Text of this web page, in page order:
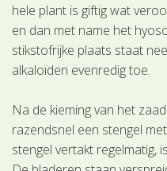
hele plant is giftig wat
en dan met name het
stikstofrijke plaats staat
alkaloïden evenredig toe.
Na de kieming van het
razendsnel een stengel
stengel vertakt regelmatig,